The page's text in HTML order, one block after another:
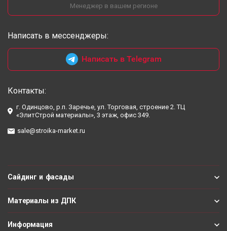
Менеджер в вашем регионе
Написать в мессенджеры:
Написать в Telegram
Контакты:
г. Одинцово, р.п. Заречье, ул. Торговая, строение 2. ТЦ
«ЭлитСтрой материалы», 3 этаж, офис 349.
sale@stroika-market.ru
Сайдинг и фасады
Материалы из ДПК
Информация